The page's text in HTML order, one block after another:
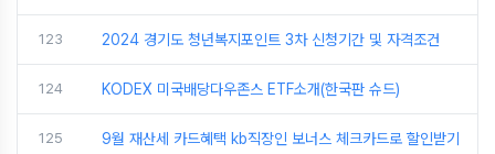
123 2024 경기도 청년복지포인트 3차 신청기간 및 자격조건
124 KODEX 미국배당다우존스 ETF소개(한국판 슈드)
125 9월 재산세 카드혜택 kb직장인 보너스 체크카드로 할인받기